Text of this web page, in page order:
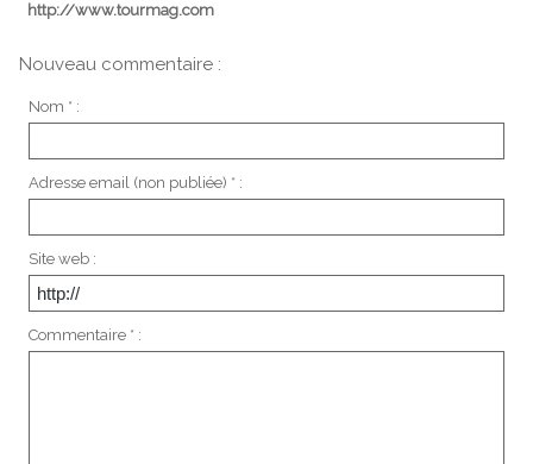
http://www.tourmag.com
Nouveau commentaire :
Nom * :
Adresse email (non publiée) * :
Site web :
Commentaire * :